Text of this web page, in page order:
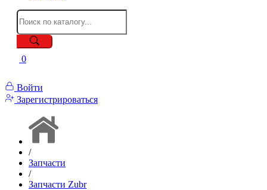
0
Войти
Зарегистрироваться
/
Запчасти
/
Запчасти Zubr